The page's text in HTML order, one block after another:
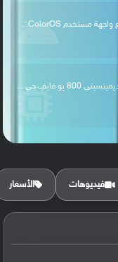
فيديوهات الأسعار